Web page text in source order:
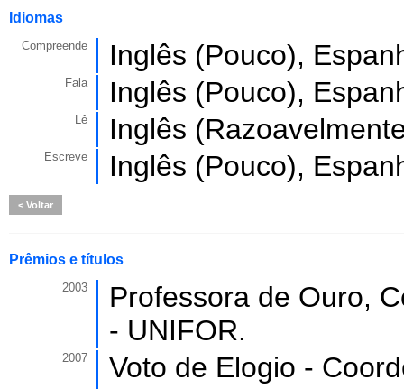
Idiomas
Compreende Inglês (Pouco),
Fala Inglês (Pouco),
Lê Inglês
Escreve Inglês (Pouco),
Voltar
Prêmios e títulos
2003
Professora de Ouro,
- UNIFOR.
2007
Voto de Elogio -